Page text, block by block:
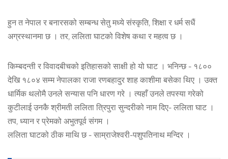
हुन त नेपाल र बनारसको सम्बन्ध सेतु मध्ये संस्कृति, शिक्षा र धर्म सधैं
अग्रस्थानमा छ । तर, ललिता घाटको विशेष कथा र महत्व छ ।
किम्बदन्ती र विवादबीचको इतिहासको साक्षी हो यो घाट । भनिन्छ - १८००
देखि १८०४ सम्म नेपालका राजा रणबहादुर शाह काशीमा बसेका थिए । उक्त
धार्मिक थलोमै उनले सन्यास पनि धारण गरे । त्यहाँ उनले तपस्या गरेको
कुटीलाई उनकै श्रीमती ललिता त्रिपुरा सुन्दरीको नाम दिए- ललिता घाट ।
तप, ध्यान र प्रेमको अभुतपूर्व संगम ।
ललिता घाटको ठीक माथि छ - साम्राजेश्वरी-पशुपतिनाथ मन्दिर ।